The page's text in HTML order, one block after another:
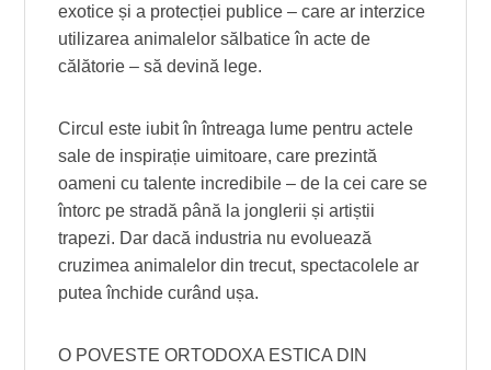
exotice și a protecției publice – care ar interzice
utilizarea animalelor sălbatice în acte de
călătorie – să devină lege.
Circul este iubit în întreaga lume pentru actele
sale de inspirație uimitoare, care prezintă
oameni cu talente incredibile – de la cei care se
întorc pe stradă până la jonglerii și artiștii
trapezi. Dar dacă industria nu evoluează
cruzimea animalelor din trecut, spectacolele ar
putea închide curând ușa.
O POVESTE ORTODOXA ESTICA DIN